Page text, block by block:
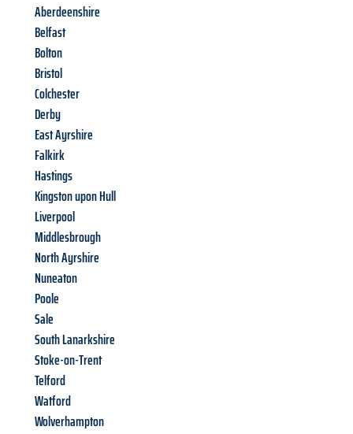
Aberdeenshire
Belfast
Bolton
Bristol
Colchester
Derby
East Ayrshire
Falkirk
Hastings
Kingston upon Hull
Liverpool
Middlesbrough
North Ayrshire
Nuneaton
Poole
Sale
South Lanarkshire
Stoke-on-Trent
Telford
Watford
Wolverhampton